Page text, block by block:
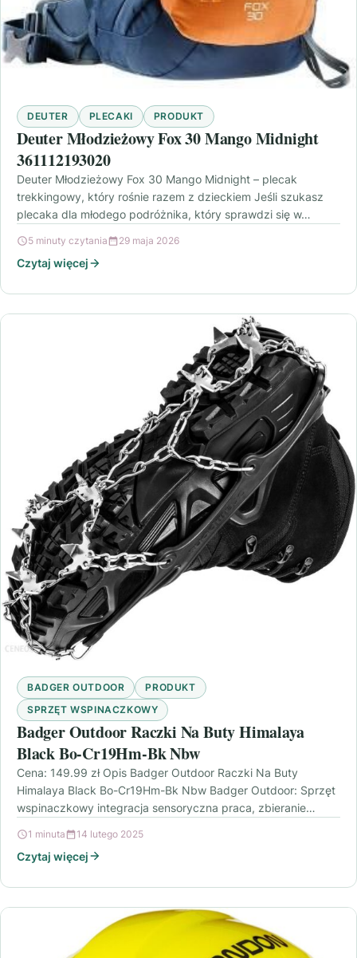
DEUTER PLECAKI PRODUKT
Deuter Młodzieżowy Fox 30 Mango Midnight
361112193020
Deuter Młodzieżowy Fox 30 Mango Midnight – plecak
trekkingowy, który rośnie razem z dzieckiem Jeśli szukasz
plecaka dla młodego podróżnika, który sprawdzi się w…
5 minuty czytania 29 maja 2026
Czytaj więcej
BADGER OUTDOOR
PRODUKT
SPRZĘT WSPINACZKOWY
Badger Outdoor Raczki Na Buty Himalaya
Black Bo-Cr19Hm-Bk Nbw
Cena: 149.99 zł Opis Badger Outdoor Raczki Na Buty
Himalaya Black Bo-Cr19Hm-Bk Nbw Badger Outdoor: Sprzęt
wspinaczkowy integracja sensoryczna praca, zbieranie
1 minuta 14 lutego 2025
Czytaj więcej